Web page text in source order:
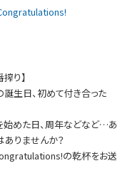
り】
生日、初めて付き合った
めた日、周年などなど…あ
ありませんか？
の乾杯をお送